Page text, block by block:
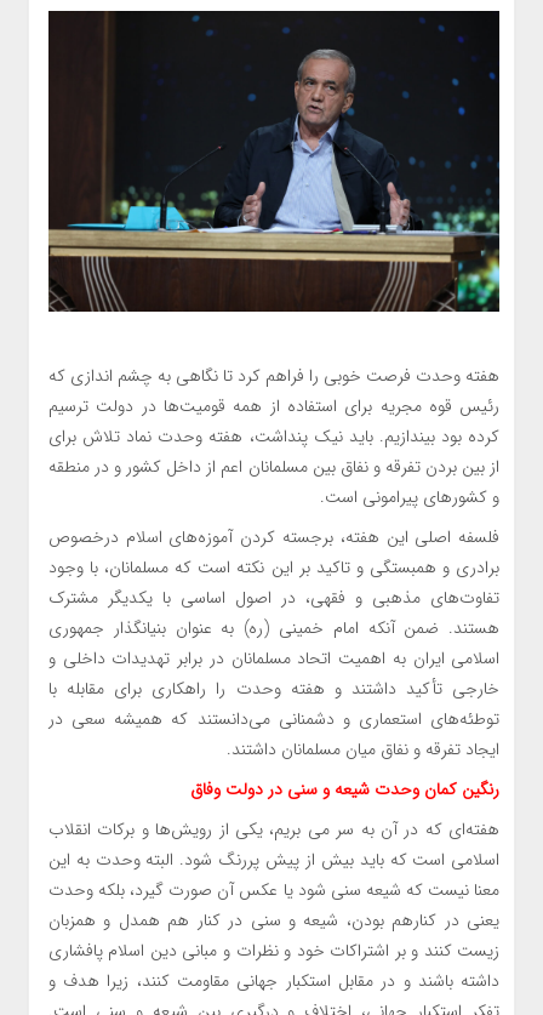
هفته وحدت فرصت خوبی را فراهم کرد تا نگاهی به چشم اندازی که
رئیس قوه مجریه برای استفاده از همه قومیت‌ها در دولت ترسیم
کرده بود بیندازیم. باید نیک پنداشت، هفته وحدت نماد تلاش برای
از بین بردن تفرقه و نفاق بین مسلمانان اعم از داخل کشور و در منطقه
و کشورهای پیرامونی است.
فلسفه اصلی این هفته، برجسته کردن آموزه‌های اسلام درخصوص
برادری و همبستگی و تاکید بر این نکته است که مسلمانان، با وجود
تفاوت‌های مذهبی و فقهی، در اصول اساسی با یکدیگر مشترک
هستند. ضمن آنکه امام خمینی (ره) به عنوان بنیانگذار جمهوری
اسلامی ایران به اهمیت اتحاد مسلمانان در برابر تهدیدات داخلی و
خارجی تأکید داشتند و هفته وحدت را راهکاری برای مقابله با
توطئه‌های استعماری و دشمنانی می‌دانستند که همیشه سعی در
ایجاد تفرقه و نفاق میان مسلمانان داشتند.
رنگین کمان وحدت شیعه و سنی در دولت وفاق
هفته‌ای که در آن به سر می بریم، یکی از رویش‌ها و برکات انقلاب
اسلامی است که باید بیش از پیش پررنگ شود. البته وحدت به این
معنا نیست که شیعه سنی شود یا عکس آن صورت گیرد، بلکه وحدت
یعنی در کنارهم بودن، شیعه و سنی در کنار هم همدل و همزبان
زیست کنند و بر اشتراکات خود و نظرات و مبانی دین اسلام پافشاری
داشته باشند و در مقابل استکبار جهانی مقاومت کنند، زیرا هدف و